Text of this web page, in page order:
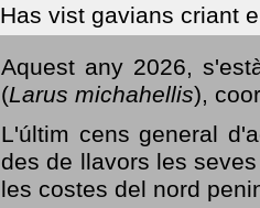
Has vist gavians criant
Aquest any 2026,
(Larus michahellis),
L'últim cens general
des de llavors les
les costes del nord